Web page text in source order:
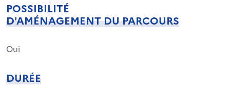
POSSIBILITÉ
D'AMÉNAGEMENT DU PARCOURS
Oui
DURÉE